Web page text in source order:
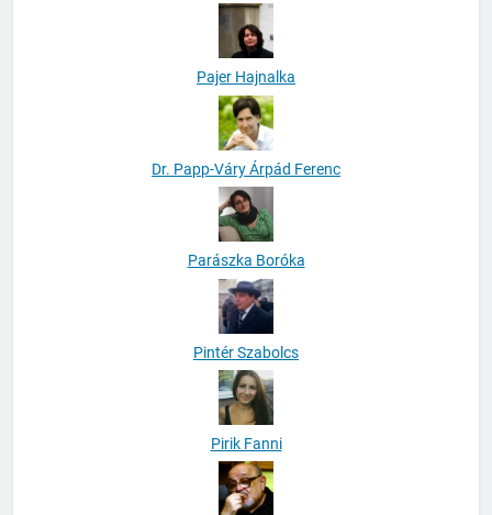
Pajer Hajnalka
Dr. Papp-Váry Árpád Ferenc
Parászka Boróka
Pintér Szabolcs
Pirik Fanni